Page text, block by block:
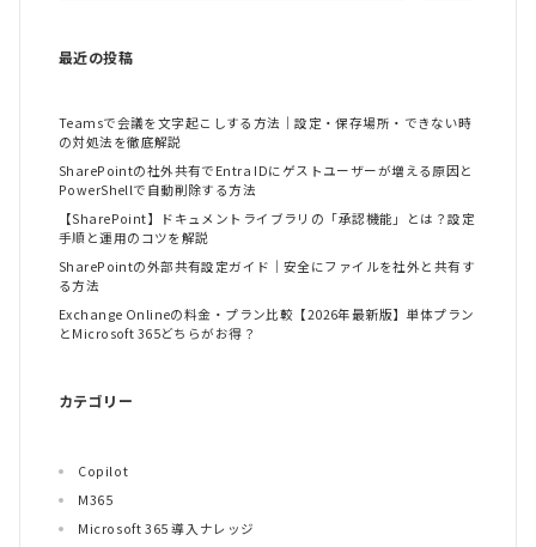
最近の投稿
Teamsで会議を文字起こしする方法｜設定・保存場所・できない時
の対処法を徹底解説
SharePointの社外共有でEntra IDにゲストユーザーが増える原因と
PowerShellで自動削除する方法
【SharePoint】ドキュメントライブラリの「承認機能」とは？設定
手順と運用のコツを解説
SharePointの外部共有設定ガイド｜安全にファイルを社外と共有す
る方法
Exchange Onlineの料金・プラン比較【2026年最新版】単体プラン
とMicrosoft 365どちらがお得？
カテゴリー
Copilot
M365
Microsoft 365 導入ナレッジ